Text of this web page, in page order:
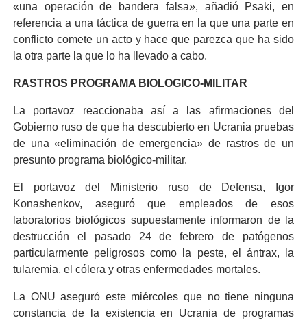
«una operación de bandera falsa», añadió Psaki, en
referencia a una táctica de guerra en la que una parte en
conflicto comete un acto y hace que parezca que ha sido
la otra parte la que lo ha llevado a cabo.
RASTROS PROGRAMA BIOLOGICO-MILITAR
La portavoz reaccionaba así a las afirmaciones del
Gobierno ruso de que ha descubierto en Ucrania pruebas
de una «eliminación de emergencia» de rastros de un
presunto programa biológico-militar.
El portavoz del Ministerio ruso de Defensa, Igor
Konashenkov, aseguró que empleados de esos
laboratorios biológicos supuestamente informaron de la
destrucción el pasado 24 de febrero de patógenos
particularmente peligrosos como la peste, el ántrax, la
tularemia, el cólera y otras enfermedades mortales.
La ONU aseguró este miércoles que no tiene ninguna
constancia de la existencia en Ucrania de programas